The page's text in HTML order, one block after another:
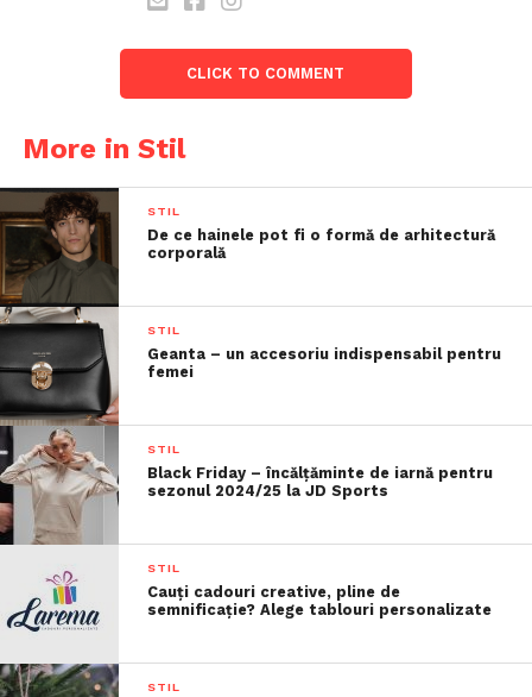
CLICK TO COMMENT
More in Stil
STIL
De ce hainele pot fi o formă de arhitectură
corporală
STIL
Geanta – un accesoriu indispensabil pentru
femei
STIL
Black Friday – încălțăminte de iarnă pentru
sezonul 2024/25 la JD Sports
STIL
Cauți cadouri creative, pline de
semnificație? Alege tablouri personalizate
STIL